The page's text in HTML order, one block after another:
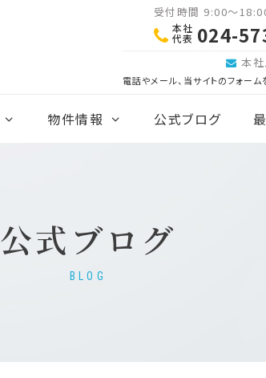
受付時間 9:00～
本社
代表 024-
本社
電話やメール、当サイトのフォー
物件情報 公式ブログ
公式ブログ
BLOG